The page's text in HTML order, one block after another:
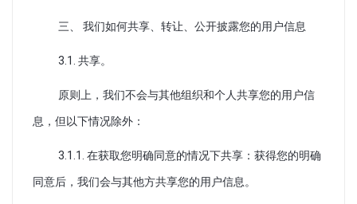
三、 我们如何共享、转让、公开披露您的用户信息
3.1. 共享。
原则上，我们不会与其他组织和个人共享您的用户信
息，但以下情况除外：
3.1.1. 在获取您明确同意的情况下共享：获得您的明确
同意后，我们会与其他方共享您的用户信息。